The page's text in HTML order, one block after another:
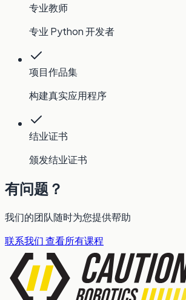
专业教师
专业 Python 开发者
项目作品集
构建真实应用程序
结业证书
颁发结业证书
有问题？
我们的团队随时为您提供帮助
联系我们查看所有课程